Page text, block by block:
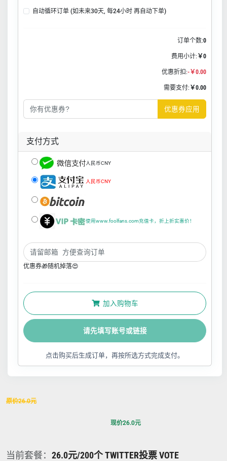
自动循环订单 (如未来30天, 每24小时 再自动下单)
订单个数:0
费用小计: ￥0
优惠折扣:-￥0.00
需要支付: ￥0.00
优惠券应用
支付方式
人民币CNY
人民币CNY
使用www.foolfans.com充值卡，折上折实惠价！
优惠券🎁随机掉落😍
加入购物车
请先填写账号或链接
点击购买后生成订单，再按所选方式完成支付。
原价26.0元
现价26.0元
当前套餐： 26.0元/200个 TWITTER投票 VOTE